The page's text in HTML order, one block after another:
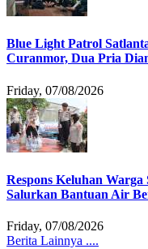
Blue Light Patrol
Curanmor, Dua Pria
Friday, 07/08/2026
Respons Keluhan
Salurkan Bantuan Air
Friday, 07/08/2026
Berita Lainnya ....